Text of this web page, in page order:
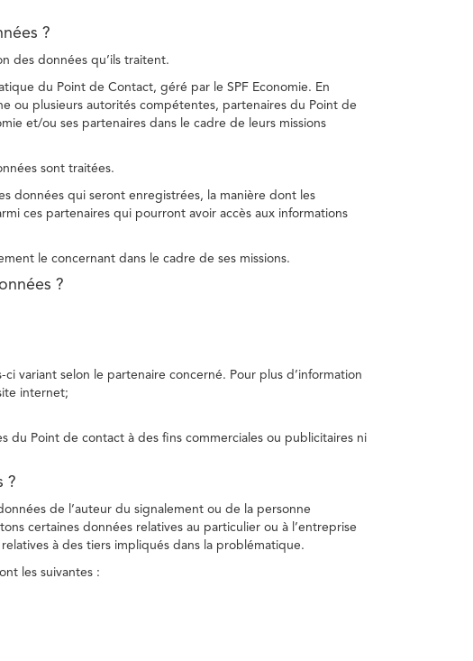
?
des données qu’ils traitent.
du Point de Contact, géré par le SPF Economie. En
ou plusieurs autorités compétentes, partenaires du Point de
et/ou ses partenaires dans le cadre de leurs missions
sont traitées.
données qui seront enregistrées, la manière dont les
ces partenaires qui pourront avoir accès aux informations
le concernant dans le cadre de ses missions.
?
variant selon le partenaire concerné. Pour plus d’information
internet;
du Point de contact à des fins commerciales ou publicitaires ni
?
de l’auteur du signalement ou de la personne
certaines données relatives au particulier ou à l’entreprise
à des tiers impliqués dans la problématique.
les suivantes :